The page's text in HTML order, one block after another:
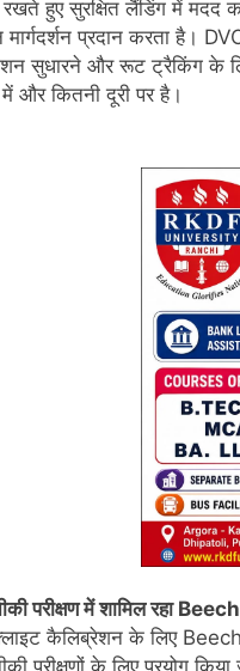
रखते हुए सुरक्षित लैंडिंग में मदद
मार्गदर्शन प्रदान करता है।
सुधारने और रूट ट्रैकिंग के
में और कितनी दूरी पर है।
परीक्षण में शामिल रहा
कैलिब्रेशन के लिए
परीक्षणों के लिए प्रयोग